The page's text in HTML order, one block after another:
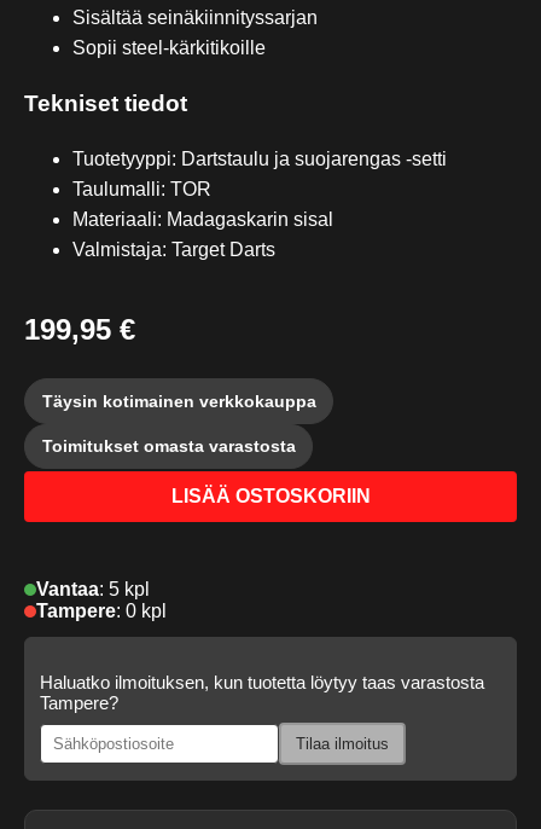
Sisältää seinäkiinnityssarjan
Sopii steel-kärkitikoille
Tekniset tiedot
Tuotetyyppi: Dartstaulu ja suojarengas -setti
Taulumalli: TOR
Materiaali: Madagaskarin sisal
Valmistaja: Target Darts
199,95 €
Täysin kotimainen verkkokauppa
Toimitukset omasta varastosta
LISÄÄ OSTOSKORIIN
Vantaa: 5 kpl
Tampere: 0 kpl
Haluatko ilmoituksen, kun tuotetta löytyy taas varastosta
Tampere?
Tilaa ilmoitus